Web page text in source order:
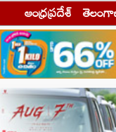
ఆంధ్రప్రదేశ్